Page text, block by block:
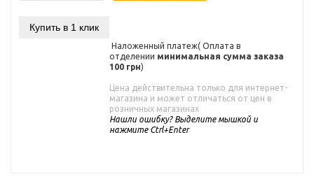
Купить в 1 клик
Наложенный платеж( Оплата в
отделении минимальная сумма заказа
100 грн)
Цена действительна только для интернет-
магазина и может отличаться от цен в
розничных магазинах
Нашли ошибку? Выделите мышкой и
нажмите Ctrl+Enter